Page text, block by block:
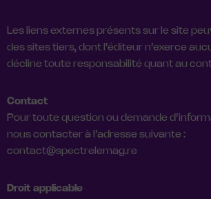
Les liens externes présents sur le site
des sites tiers, dont l’éditeur n’exerce
décline toute responsabilité quant au
Contact
Pour toute question ou demande
nous contacter à l’adresse suivante :
contact@spectrelemag.re
Droit applicable